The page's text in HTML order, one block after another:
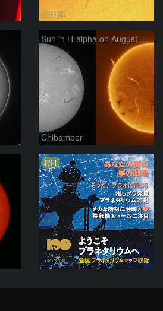
山田昇
Sun in H-alpha on August 7, 2026
Chibamber
PR